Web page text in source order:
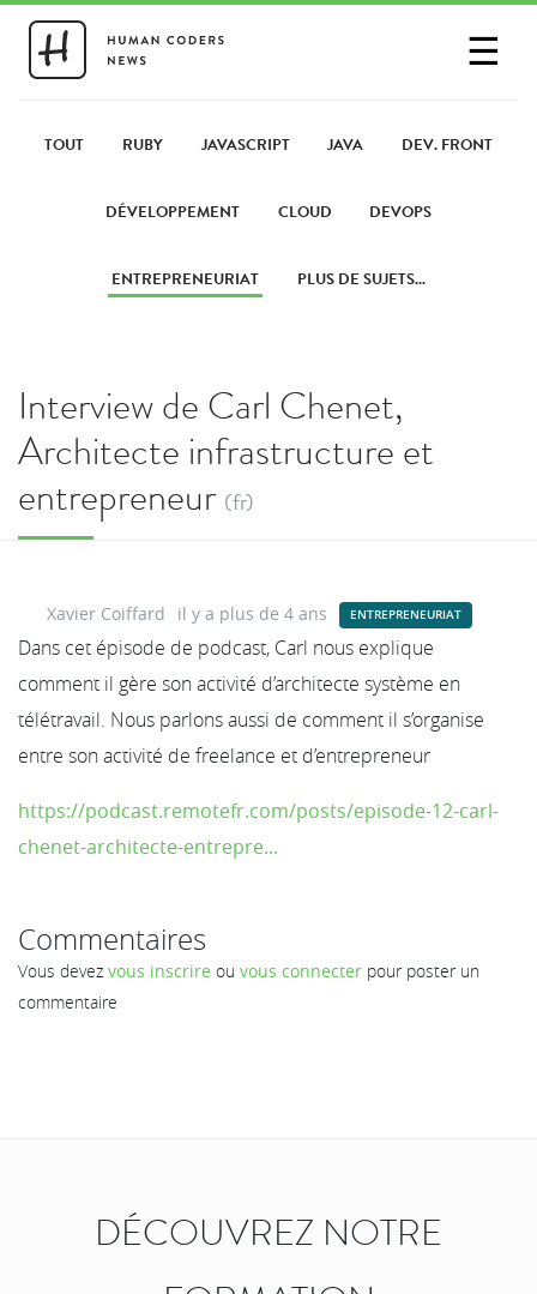
☰
PARTAGER UN LIEN
TOUT RUBY JAVASCRIPT JAVA DEV. FRONT
DÉVELOPPEMENT CLOUD DEVOPS
ENTREPRENEURIAT PLUS DE SUJETS...
Interview de Carl Chenet,
Architecte infrastructure et
entrepreneur (fr)
Xavier Coiffard il y a plus de 4 ans ENTREPRENEURIAT
Dans cet épisode de podcast, Carl nous explique
comment il gère son activité d’architecte système en
télétravail. Nous parlons aussi de comment il s’organise
entre son activité de freelance et d’entrepreneur
https://podcast.remotefr.com/posts/episode-12-carl-
chenet-architecte-entrepre...
Commentaires
Vous devez vous inscrire ou vous connecter pour poster un
commentaire
DÉCOUVREZ NOTRE